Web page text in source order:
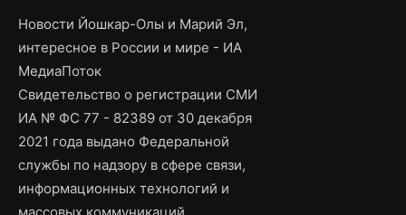
Новости Йошкар-Олы и Марий Эл,
интересное в России и мире - ИА
МедиаПоток
Свидетельство о регистрации СМИ
ИА № ФС 77 - 82389 от 30 декабря
2021 года выдано Федеральной
службы по надзору в сфере связи,
информационных технологий и